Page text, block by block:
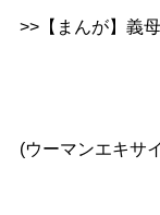
>>【まんが】義
(ウーマンエキサ